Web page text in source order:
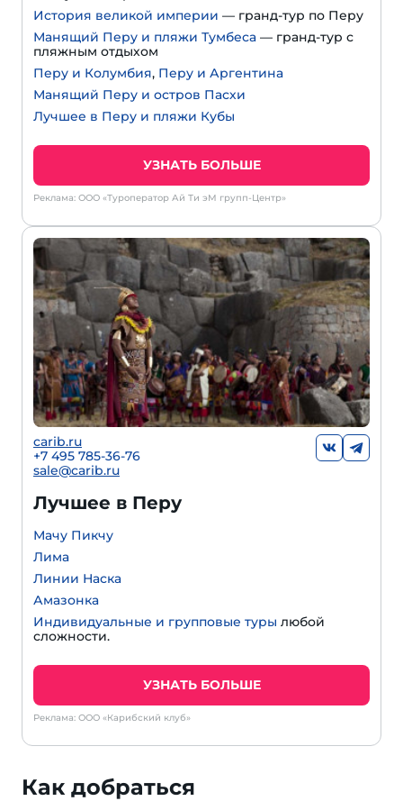
История великой империи — гранд-тур по Перу
Манящий Перу и пляжи Тумбеса — гранд-тур с
пляжным отдыхом
Перу и Колумбия, Перу и Аргентина
Манящий Перу и остров Пасхи
Лучшее в Перу и пляжи Кубы
УЗНАТЬ БОЛЬШЕ
Реклама: ООО «Туроператор Ай Ти эМ групп-Центр»
carib.ru
+7 495 785-36-76
sale@carib.ru
Лучшее в Перу
Мачу Пикчу
Лима
Линии Наска
Амазонка
Индивидуальные и групповые туры любой
сложности.
УЗНАТЬ БОЛЬШЕ
Реклама: ООО «Карибский клуб»
Как добраться